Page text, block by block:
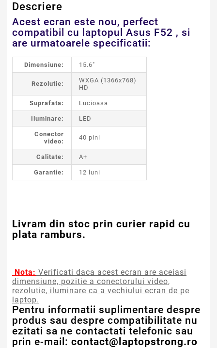
Descriere
Acest ecran este nou, perfect
compatibil cu laptopul Asus F52 , si
are urmatoarele specificatii:
Dimensiune: 15.6"
Rezolutie:
WXGA (1366x768)
HD
Suprafata: Lucioasa
Iluminare: LED
Conector
video:
40 pini
Calitate: A+
Garantie: 12 luni
Livram din stoc prin curier rapid cu
plata ramburs.
Nota: Verificati daca acest ecran are aceiasi
dimensiune, pozitie a conectorului video,
rezolutie, iluminare ca a vechiului ecran de pe
laptop.
Pentru informatii suplimentare despre
produs sau despre compatibilitate nu
ezitati sa ne contactati telefonic sau
prin e-mail: contact@laptopstrong.ro